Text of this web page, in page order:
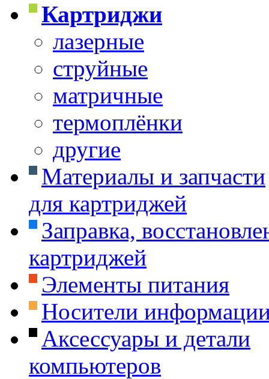
Картриджи
лазерные
струйные
матричные
термоплёнки
другие
Материалы и запчасти
для картриджей
Заправка,
картриджей
Элементы питания
Носители
Аксессуары и детали
компьютеров